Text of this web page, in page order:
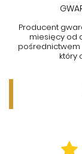
Producent
miesięcy od
który